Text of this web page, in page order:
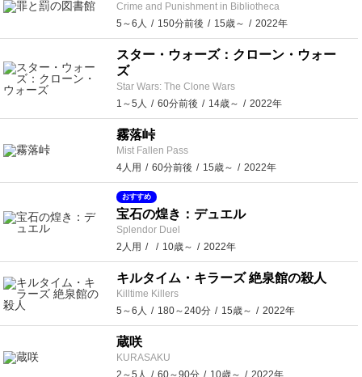
Crime and Punishment in Bibliotheca
5～6人
150分前後 15歳～ 2022年
スター・ウォーズ：クローン・ウォー
ズ
Star Wars: The Clone Wars
1～5人
60分前後 14歳～ 2022年
霧落峠
Mist Fallen Pass
4人用
60分前後 15歳～ 2022年
おすすめ
宝石の煌き：デュエル
Splendor Duel
2人用
10歳～ 2022年
キルタイム・キラーズ 絶泉館の殺人
Killtime Killers
5～6人
180～240分 15歳～ 2022年
蔵咲
KURASAKU
2～5人
60～90分 10歳～ 2022年